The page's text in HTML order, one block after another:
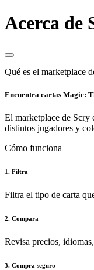
Acerca de
Qué es el marketplace
Encuentra cartas Magic:
El marketplace de Scry
distintos jugadores y
Cómo funciona
1. Filtra
Filtra el tipo de carta
2. Compara
Revisa precios,
3. Compra seguro